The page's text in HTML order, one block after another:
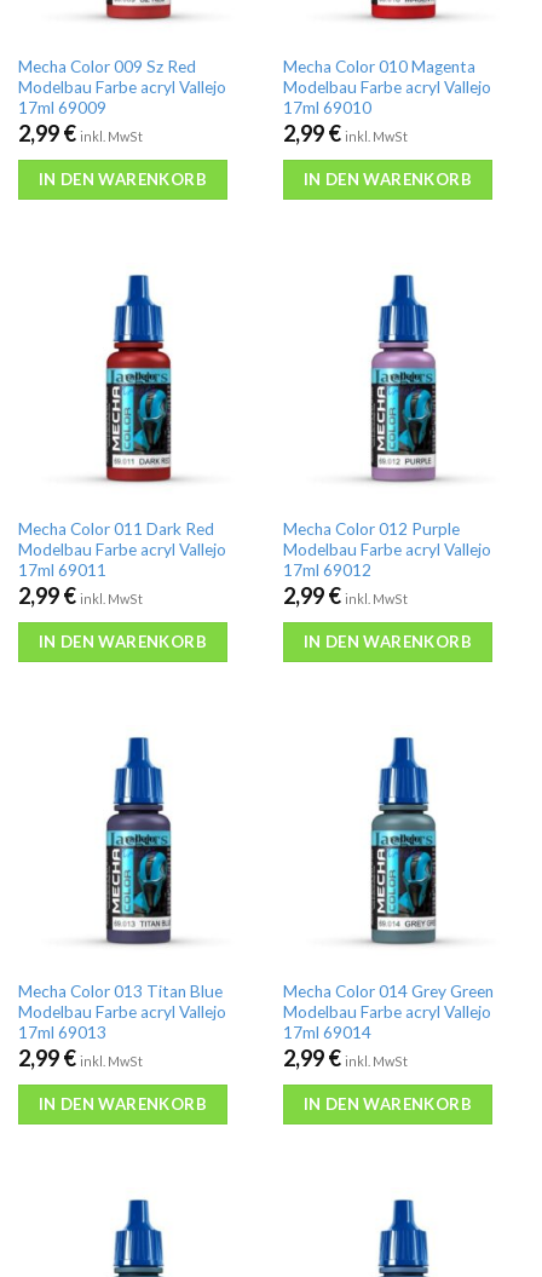
Mecha Color 009 Sz Red
Modelbau Farbe acryl Vallejo
17ml 69009
2,99€ inkl. MwSt
IN DEN WARENKORB
Mecha Color 010 Magenta
Modelbau Farbe acryl Vallejo
17ml 69010
2,99€ inkl. MwSt
IN DEN WARENKORB
Mecha Color 011 Dark Red
Modelbau Farbe acryl Vallejo
17ml 69011
2,99€ inkl. MwSt
IN DEN WARENKORB
Mecha Color 012 Purple
Modelbau Farbe acryl Vallejo
17ml 69012
2,99€ inkl. MwSt
IN DEN WARENKORB
Mecha Color 013 Titan Blue
Modelbau Farbe acryl Vallejo
17ml 69013
2,99€ inkl. MwSt
IN DEN WARENKORB
Mecha Color 014 Grey Green
Modelbau Farbe acryl Vallejo
17ml 69014
2,99€ inkl. MwSt
IN DEN WARENKORB